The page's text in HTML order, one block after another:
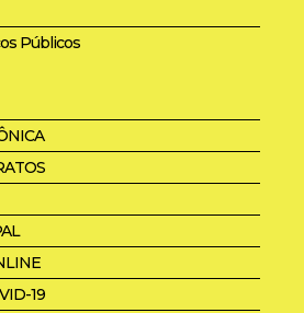
Públicos
19